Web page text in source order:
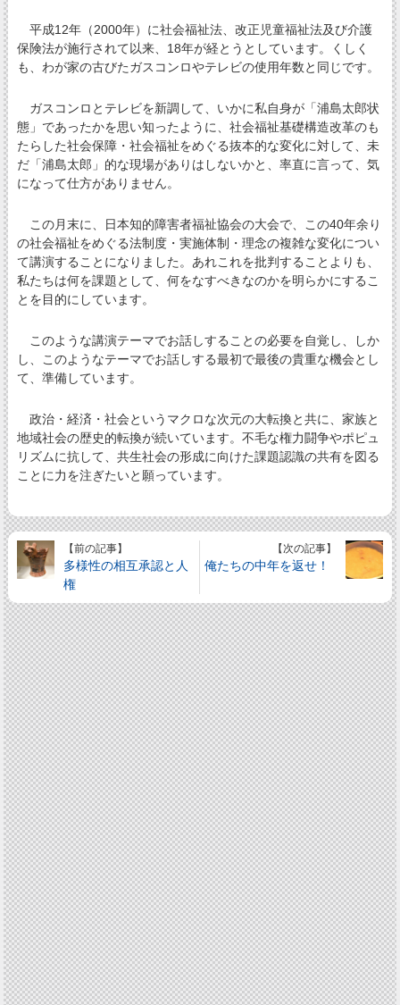
平成12年（2000年）に社会福祉法、改正児童福祉法及び介護
保険法が施行されて以来、18年が経とうとしています。くしく
も、わが家の古びたガスコンロやテレビの使用年数と同じです。
ガスコンロとテレビを新調して、いかに私自身が「浦島太郎状
態」であったかを思い知ったように、社会福祉基礎構造改革のも
たらした社会保障・社会福祉をめぐる抜本的な変化に対して、未
だ「浦島太郎」的な現場がありはしないかと、率直に言って、気
になって仕方がありません。
この月末に、日本知的障害者福祉協会の大会で、この40年余り
の社会福祉をめぐる法制度・実施体制・理念の複雑な変化につい
て講演することになりました。あれこれを批判することよりも、
私たちは何を課題として、何をなすべきなのかを明らかにするこ
とを目的にしています。
このような講演テーマでお話しすることの必要を自覚し、しか
し、このようなテーマでお話しする最初で最後の貴重な機会とし
て、準備しています。
政治・経済・社会というマクロな次元の大転換と共に、家族と
地域社会の歴史的転換が続いています。不毛な権力闘争やポピュ
リズムに抗して、共生社会の形成に向けた課題認識の共有を図る
ことに力を注ぎたいと願っています。
【前の記事】
多様性の相互承認と人
権
【次の記事】
俺たちの中年を返せ！